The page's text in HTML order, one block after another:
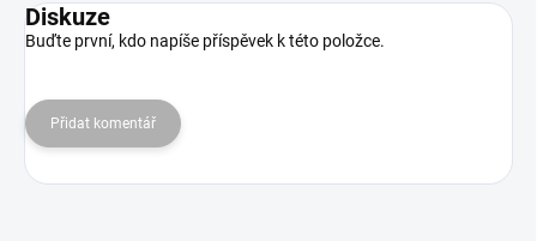
Diskuze
Buďte první, kdo napíše příspěvek k této položce.
Přidat komentář